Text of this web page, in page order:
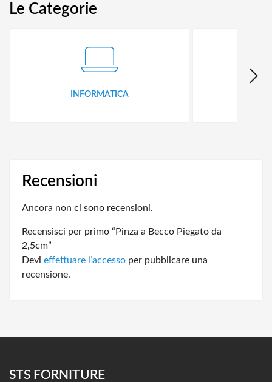
Le Categorie
INFORMATICA
Recensioni
Ancora non ci sono recensioni.
Recensisci per primo “Pinza a Becco Piegato da
2,5cm”
Devi effettuare l’accesso per pubblicare una
recensione.
STS FORNITURE